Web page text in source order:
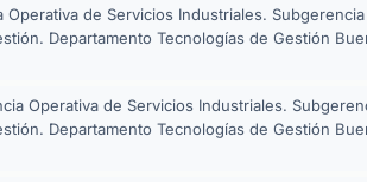
de Servicios Industriales.
Departamento Tecnologías de Gestión
Operativa de Servicios Industriales.
Departamento Tecnologías de Gestión